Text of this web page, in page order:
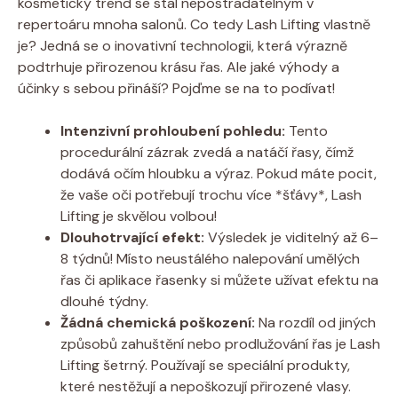
repertoáru mnoha salonů. Co tedy Lash Lifting vlastně
je? Jedná se o inovativní technologii, která výrazně
podtrhuje přirozenou krásu řas. Ale jaké výhody a
účinky s sebou přináší? Pojďme se na to podívat!
Intenzivní prohloubení pohledu: Tento
procedurální zázrak zvedá a natáčí řasy, čímž
dodává očím hloubku a výraz. Pokud máte pocit,
že vaše oči potřebují trochu více *šťávy*, Lash
Lifting je skvělou volbou!
Dlouhotrvající efekt: Výsledek je viditelný až 6–
8 týdnů! Místo neustálého nalepování umělých
řas či aplikace řasenky si můžete užívat efektu na
dlouhé týdny.
Žádná chemická poškození: Na rozdíl od jiných
způsobů zahuštění nebo prodlužování řas je Lash
Lifting šetrný. Používají se speciální produkty,
které nestěžují a nepoškozují přirozené vlasy.